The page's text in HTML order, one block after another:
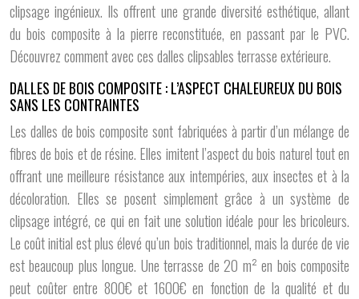
clipsage ingénieux. Ils offrent une grande diversité esthétique, allant
du bois composite à la pierre reconstituée, en passant par le PVC.
Découvrez comment avec ces dalles clipsables terrasse extérieure.
DALLES DE BOIS COMPOSITE : L’ASPECT CHALEUREUX DU BOIS
SANS LES CONTRAINTES
Les dalles de bois composite sont fabriquées à partir d’un mélange de
fibres de bois et de résine. Elles imitent l’aspect du bois naturel tout en
offrant une meilleure résistance aux intempéries, aux insectes et à la
décoloration. Elles se posent simplement grâce à un système de
clipsage intégré, ce qui en fait une solution idéale pour les bricoleurs.
Le coût initial est plus élevé qu’un bois traditionnel, mais la durée de vie
est beaucoup plus longue. Une terrasse de 20 m² en bois composite
peut coûter entre 800€ et 1600€ en fonction de la qualité et du